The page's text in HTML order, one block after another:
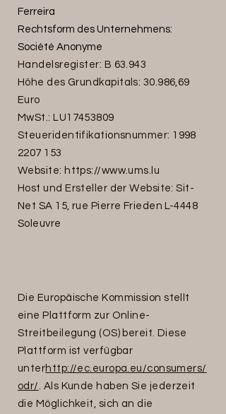
Ferreira
Rechtsform des Unternehmens:
Société Anonyme
Handelsregister: B 63.943
Höhe des Grundkapitals: 30.986,69
Euro
MwSt.: LU17453809
Steueridentifikationsnummer: 1998
2207 153
Website: https://www.ums.lu
Host und Ersteller der Website: Sit-
Net SA 15, rue Pierre Frieden L-4448
Soleuvre
Die Europäische Kommission stellt
eine Plattform zur Online-
Streitbeilegung (OS) bereit. Diese
Plattform ist verfügbar
unterhttp://ec.europa.eu/consumers/
odr/. Als Kunde haben Sie jederzeit
die Möglichkeit, sich an die